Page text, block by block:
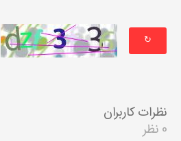
↻
نظرات کاربران
0 نظر